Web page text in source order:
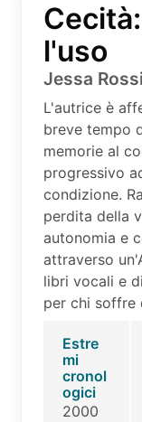
l'uso
Jessa Rossi
L'autrice è
breve tempo
memorie al
progressivo
condizione.
perdita della
autonomia e
attraverso
libri vocali e
per chi soffre
Estre
mi
cronol
ogici
2000